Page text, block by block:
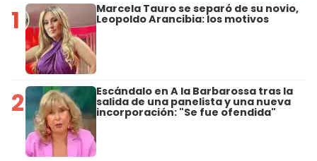
1 Marcela Tauro se separó de su novio,
Leopoldo Arancibia: los motivos
2 Escándalo en A la Barbarossa tras la
salida de una panelista y una nueva
incorporación: "Se fue ofendida"